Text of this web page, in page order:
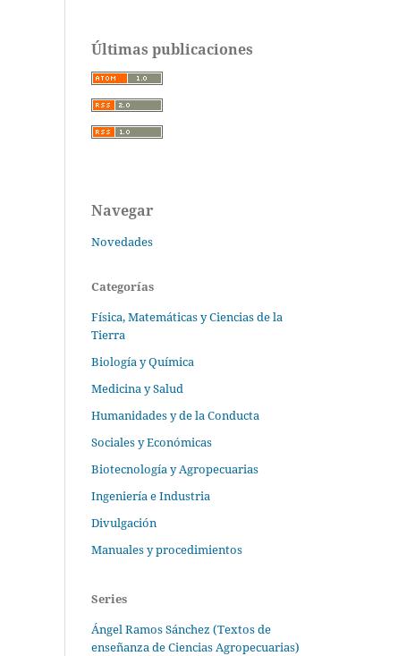
Últimas publicaciones
Navegar
Novedades
Categorías
Física, Matemáticas y Ciencias de la
Tierra
Biología y Química
Medicina y Salud
Humanidades y de la Conducta
Sociales y Económicas
Biotecnología y Agropecuarias
Ingeniería e Industria
Divulgación
Manuales y procedimientos
Series
Ángel Ramos Sánchez (Textos de
enseñanza de Ciencias Agropecuarias)